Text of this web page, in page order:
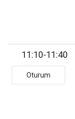
11:10-11:40
Oturum